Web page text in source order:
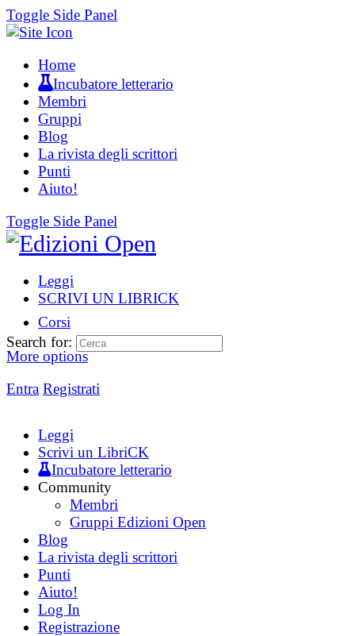
Toggle Side Panel
Home
Incubatore letterario
Membri
Gruppi
Blog
La rivista degli scrittori
Punti
Aiuto!
Toggle Side Panel
Leggi
SCRIVI UN LIBRICK
Corsi
More options
Entra Registrati
Search for:
Leggi
Scrivi un LibriCK
Incubatore letterario
Community
Membri
Gruppi Edizioni Open
Blog
La rivista degli scrittori
Punti
Aiuto!
Log In
Registrazione